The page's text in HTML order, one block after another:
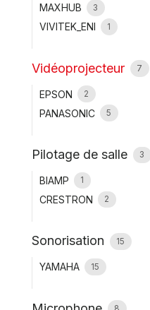
MAXHUB 3
VIVITEK_ENI 1
Vidéoprojecteur 7
EPSON 2
PANASONIC 5
Pilotage de salle 3
BIAMP 1
CRESTRON 2
Sonorisation 15
YAMAHA 15